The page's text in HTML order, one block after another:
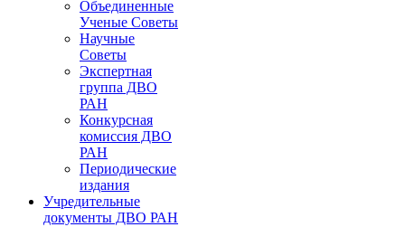
Объединенные
Ученые Советы
Научные
Советы
Экспертная
группа ДВО
РАН
Конкурсная
комиссия ДВО
РАН
Периодические
издания
Учредительные
документы ДВО РАН